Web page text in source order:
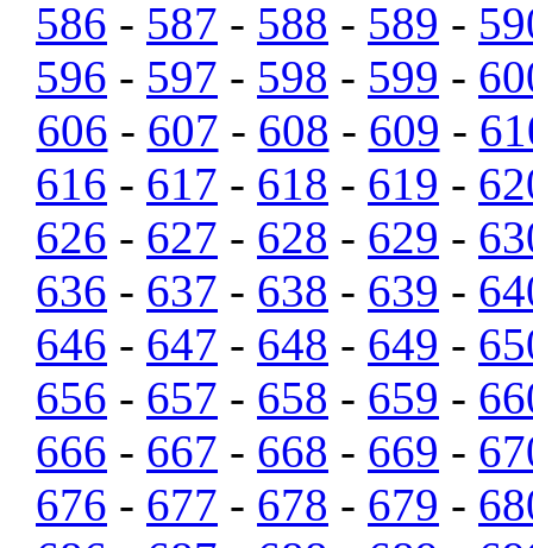
586 - 587 - 588 - 589 -
596 - 597 - 598 - 599 -
606 - 607 - 608 - 609 -
616 - 617 - 618 - 619 -
626 - 627 - 628 - 629 -
636 - 637 - 638 - 639 -
646 - 647 - 648 - 649 -
656 - 657 - 658 - 659 -
666 - 667 - 668 - 669 -
676 - 677 - 678 - 679 -